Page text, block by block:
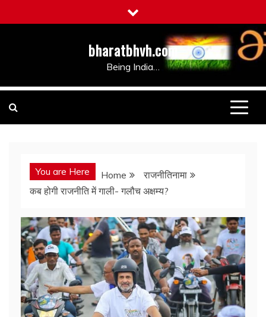
to
bharatbhvh.com
Being India…
You are Here Home
राजनीतिनामा
कब होगी राजनीति में गाली- गलौच अक्षम्य?